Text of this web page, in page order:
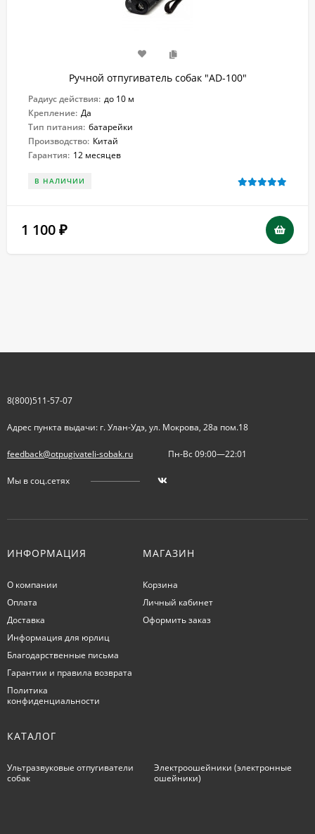
Ручной отпугиватель собак "AD-100"
Радиус действия: до 10 м
Крепление: Да
Тип питания: батарейки
Производство: Китай
Гарантия: 12 месяцев
В НАЛИЧИИ
1 100 ₽
8(800)511-57-07
Адрес пункта выдачи: г. Улан-Удэ, ул. Мокрова, 28а пом.18
feedback@otpugivateli-sobak.ru Пн-Вс 09:00—22:01
Мы в соц.сетях
ИНФОРМАЦИЯ
О компании
Оплата
Доставка
Информация для юрлиц
Благодарственные письма
Гарантии и правила возврата
Политика
конфиденциальности
МАГАЗИН
Корзина
Личный кабинет
Оформить заказ
КАТАЛОГ
Ультразвуковые отпугиватели
собак
Электроошейники (электронные
ошейники)